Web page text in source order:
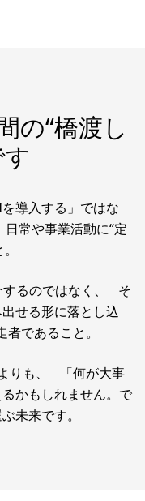
の“橋渡し
導入する」ではな
常や事業活動に“定
するのではなく、 そ
せる形に落とし込
であること。
りも、 「何が大事
かもしれません。で
未来です。